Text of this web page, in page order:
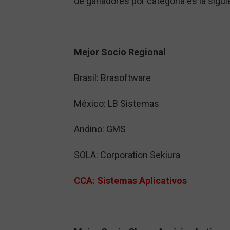
Mejor Socio Regional
Brasil: Brasoftware
México: LB Sistemas
Andino: GMS
SOLA: Corporation Sekiura
CCA: Sistemas Aplicativos